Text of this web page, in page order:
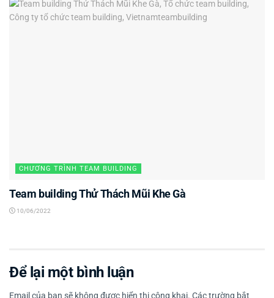
CHƯƠNG TRÌNH TEAM BUILDING
Team building Thử Thách Mũi Khe Gà
10/06/2022
Để lại một bình luận
Email của bạn sẽ không được hiển thị công khai. Các trường bắt